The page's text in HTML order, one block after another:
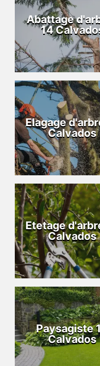
Abattage
14
Elagage
Calvados
Etetage
Calvados
Paysagiste
Calvados